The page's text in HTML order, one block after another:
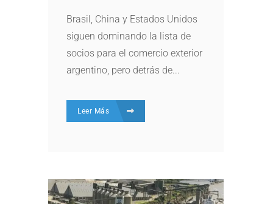
Brasil, China y Estados Unidos
siguen dominando la lista de
socios para el comercio exterior
argentino, pero detrás de...
Leer Más